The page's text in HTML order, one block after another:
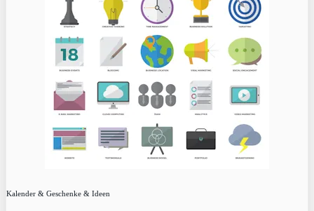
Kalender & Geschenke & Ideen